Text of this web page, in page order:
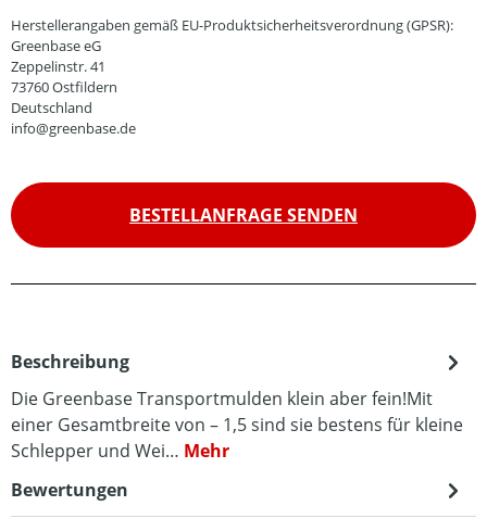
Herstellerangaben gemäß EU-Produktsicherheitsverordnung (GPSR):
Greenbase eG
Zeppelinstr. 41
73760 Ostfildern
Deutschland
info@greenbase.de
BESTELLANFRAGE SENDEN
Beschreibung
Die Greenbase Transportmulden klein aber fein!Mit
einer Gesamtbreite von – 1,5 sind sie bestens für kleine
Schlepper und Wei… Mehr
Bewertungen